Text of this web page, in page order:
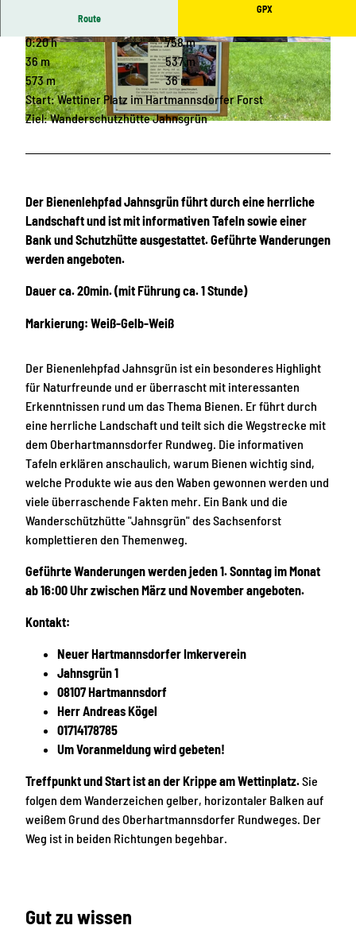
© Christfried Nicolaus, Hartmannsdorf, Erlebnisheimat Erzgebirge
© Christfried Nicolaus, Hartmannsdorf, Erlebni
sheimat Erzgebirge
© Christfried Nicolaus, Hartmannsdorf, Erlebni
sheimat Erzgebirge
Route
GPX
0:20 h
758 m
36 m
537 m
573 m
36 m
Start: Wettiner Platz im Hartmannsdorfer Forst
Ziel: Wanderschutzhütte Jahnsgrün
Der Bienenlehpfad Jahnsgrün führt durch eine herrliche
Landschaft und ist mit informativen Tafeln sowie einer
Bank und Schutzhütte ausgestattet. Geführte Wanderungen
werden angeboten.
Dauer ca. 20min. (mit Führung ca. 1 Stunde)
Markierung: Weiß-Gelb-Weiß
Der Bienenlehpfad Jahnsgrün ist ein besonderes Highlight
für Naturfreunde und er überrascht mit interessanten
Erkenntnissen rund um das Thema Bienen. Er führt durch
eine herrliche Landschaft und teilt sich die Wegstrecke mit
dem Oberhartmannsdorfer Rundweg. Die informativen
Tafeln erklären anschaulich, warum Bienen wichtig sind,
welche Produkte wie aus den Waben gewonnen werden und
viele überraschende Fakten mehr. Ein Bank und die
Wanderschützhütte "Jahnsgrün" des Sachsenforst
komplettieren den Themenweg.
Geführte Wanderungen werden jeden 1. Sonntag im Monat
ab 16:00 Uhr zwischen März und November angeboten.
Kontakt:
Neuer Hartmannsdorfer Imkerverein
Jahnsgrün 1
08107 Hartmannsdorf
Herr Andreas Kögel
01714178785
Um Voranmeldung wird gebeten!
Treffpunkt und Start ist an der Krippe am Wettinplatz.Sie
folgen dem Wanderzeichen gelber, horizontaler Balken auf
weißem Grund des Oberhartmannsdorfer Rundweges. Der
Weg ist in beiden Richtungen begehbar.
Gut zu wissen